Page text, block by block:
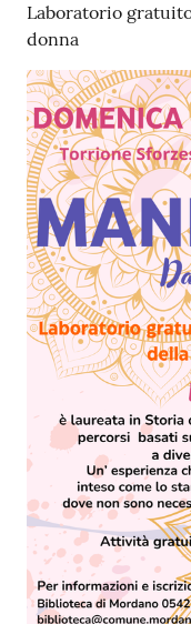
gli
argomenti
Seguici
su
Laboratorio
donna